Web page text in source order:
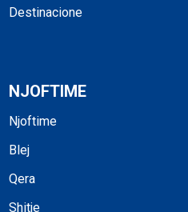
Destinacione
NJOFTIME
Njoftime
Blej
Qera
Shitje